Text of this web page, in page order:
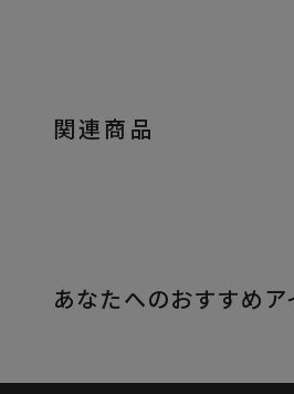
関連商品
あなたへのおすすめア